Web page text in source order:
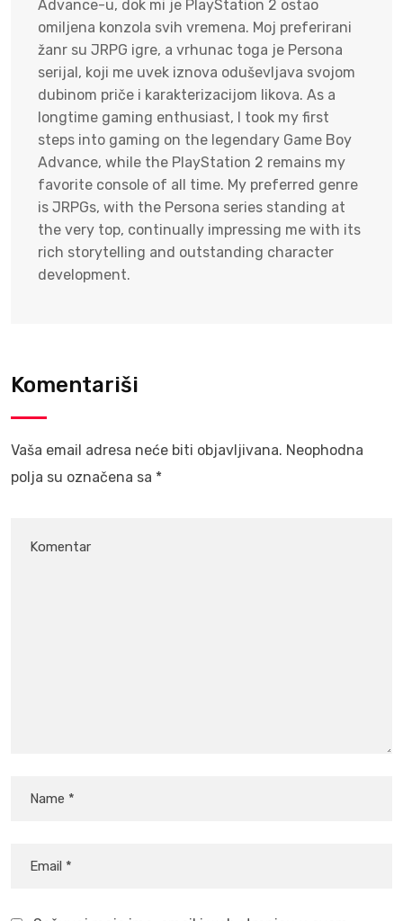
Advance-u, dok mi je PlayStation 2 ostao
omiljena konzola svih vremena. Moj preferirani
žanr su JRPG igre, a vrhunac toga je Persona
serijal, koji me uvek iznova oduševljava svojom
dubinom priče i karakterizacijom likova. As a
longtime gaming enthusiast, I took my first
steps into gaming on the legendary Game Boy
Advance, while the PlayStation 2 remains my
favorite console of all time. My preferred genre
is JRPGs, with the Persona series standing at
the very top, continually impressing me with its
rich storytelling and outstanding character
development.
Komentariši
Vaša email adresa neće biti objavljivana. Neophodna
polja su označena sa *